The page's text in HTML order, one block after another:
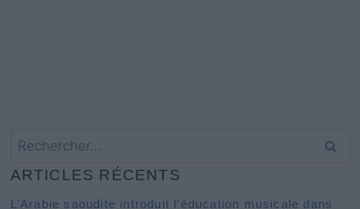
Rechercher :
ARTICLES RÉCENTS
L’Arabie saoudite introduit l’éducation musicale dans